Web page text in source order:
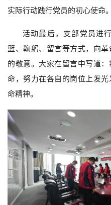
实际行动践行党员的初心使命。
活动最后，支部党员进
篮、鞠躬、留言等方式，向
的敬意。大家在留言中写道
命，努力在各自的岗位上发
命精神。